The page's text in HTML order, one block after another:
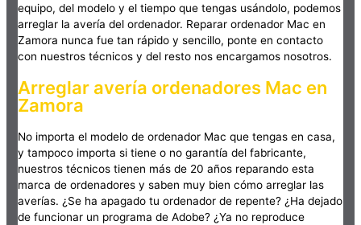
equipo, del modelo y el tiempo que tengas usándolo, podemos
arreglar la avería del ordenador. Reparar ordenador Mac en
Zamora nunca fue tan rápido y sencillo, ponte en contacto
con nuestros técnicos y del resto nos encargamos nosotros.
Arreglar avería ordenadores Mac en
Zamora
No importa el modelo de ordenador Mac que tengas en casa,
y tampoco importa si tiene o no garantía del fabricante,
nuestros técnicos tienen más de 20 años reparando esta
marca de ordenadores y saben muy bien cómo arreglar las
averías. ¿Se ha apagado tu ordenador de repente? ¿Ha dejado
de funcionar un programa de Adobe? ¿Ya no reproduce